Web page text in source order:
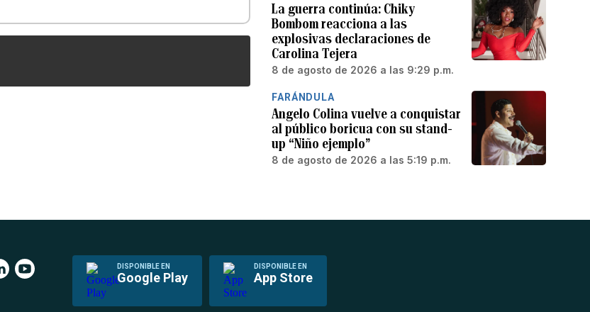
La guerra continúa: Chiky
Bombom reacciona a las
explosivas declaraciones de
Carolina Tejera
8 de agosto de 2026 a las 9:29 p.m.
FARÁNDULA
Angelo Colina vuelve a conquistar
al público boricua con su stand-
up “Niño ejemplo”
8 de agosto de 2026 a las 5:19 p.m.
DISPONIBLE EN
Google Play
DISPONIBLE EN
App Store